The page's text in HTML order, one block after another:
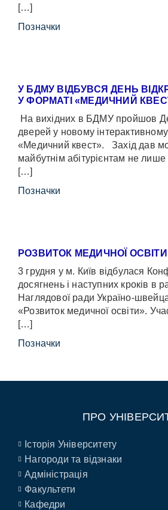
[…]
Позначки
У БДМУ ВІДБУВСЯ ДЕНЬ
У ФОРМАТІ «МЕДИЧНИЙ
На вихідних в БДМУ пройшов
дверей у новому
«Медичний квест». Захід дав
майбутнім абітурієнтам не
[…]
Позначки
РОЗВИТОК МЕДИЧНОЇ ОСВІТИ
3 грудня у м. Київ відбулася
досягнень і наступних кроків в
Наглядової ради Україно-
«Розвиток медичної освіти».
[…]
Позначки
ПРО
Історія Університету
Нагороди та відзнаки
Адміністрація
Факультети
Кафедри